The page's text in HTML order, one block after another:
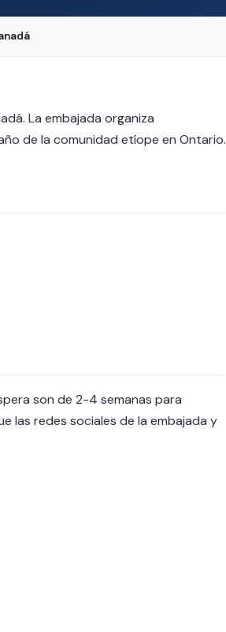
La embajada organiza
de la comunidad etíope en Ontario.
son de 2-4 semanas para
las redes sociales de la embajada y